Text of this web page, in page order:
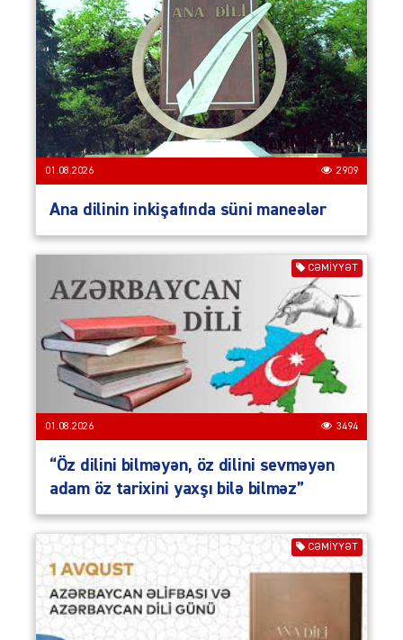
01.08.2026 2909
Ana dilinin inkişafında süni maneələr
CƏMIYYƏT
01.08.2026 3494
“Öz dilini bilməyən, öz dilini sevməyən
adam öz tarixini yaxşı bilə bilməz”
CƏMIYYƏT